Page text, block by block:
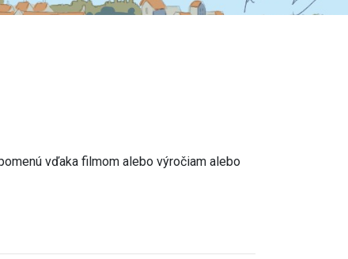
vďaka filmom alebo výročiam alebo